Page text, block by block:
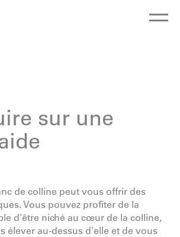
sur une
de colline peut vous offrir des
Vous pouvez profiter de la
d'être niché au cœur de la colline,
élever au-dessus d'elle et de vous